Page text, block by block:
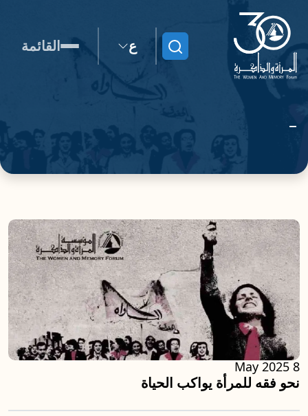
ابحث ع القائمة
نحو فقه للمرأة يواكب الحياة
8 May 2025